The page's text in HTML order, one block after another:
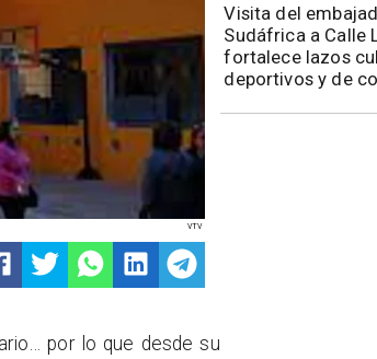
VTV
​Visita del
Sudáfrica a Calle
fortalece lazos
deportivos y de
por lo que desde su